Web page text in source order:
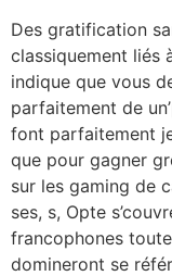
Des gratification
classiquement liés
indique que vous
parfaitement de
font parfaitement
que pour gagner
sur les gaming de
ses, s, Opte
francophones
domineront se